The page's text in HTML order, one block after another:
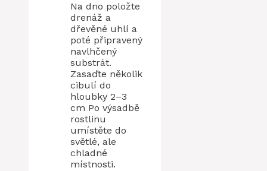
Na dno položte
drenáž a
dřevěné uhlí a
poté připravený
navlhčený
substrát.
Zasaďte několik
cibulí do
hloubky 2–3
cm Po výsadbě
rostlinu
umístěte do
světlé, ale
chladné
místnosti.